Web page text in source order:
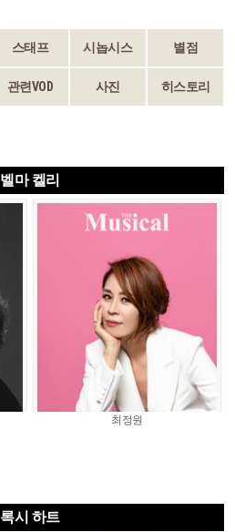
스태프 시놉시스 별점
관련VOD 사진 히스토리
벨마 켈리
최정원
록시 하트